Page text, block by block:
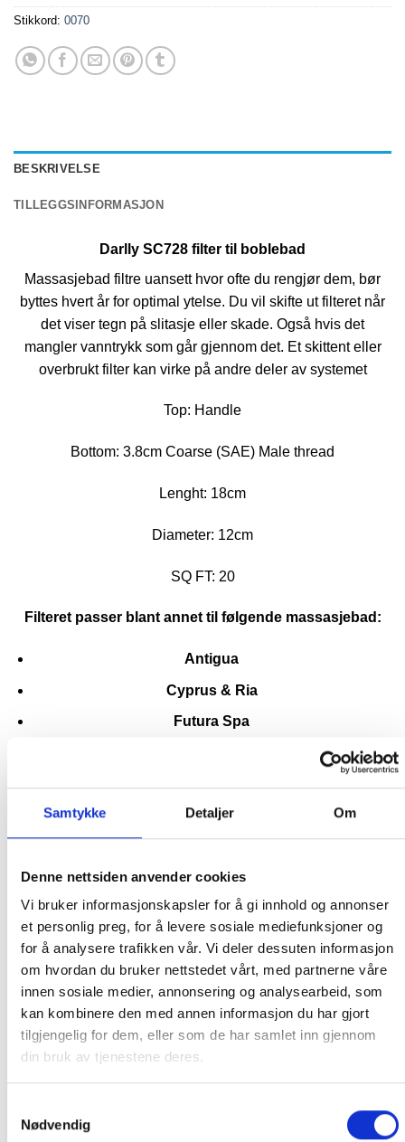
Samtykke Detaljer Om
Denne nettsiden anvender cookies
Vi bruker informasjonskapsler for å gi innhold og annonser
et personlig preg, for å levere sosiale mediefunksjoner og
for å analysere trafikken vår. Vi deler dessuten informasjon
om hvordan du bruker nettstedet vårt, med partnerne våre
innen sosiale medier, annonsering og analysearbeid, som
kan kombinere den med annen informasjon du har gjort
tilgjengelig for dem, eller som de har samlet inn gjennom
din bruk av tjenestene deres.
Nødvendig
Stikkord: 0070
BESKRIVELSE
TILLEGGSINFORMASJON
Darlly SC728 filter til boblebad
Massasjebad filtre uansett hvor ofte du rengjør dem, bør
byttes hvert år for optimal ytelse. Du vil skifte ut filteret når
det viser tegn på slitasje eller skade. Også hvis det
mangler vanntrykk som går gjennom det. Et skittent eller
overbrukt filter kan virke på andre deler av systemet
Top: Handle
Bottom: 3.8cm Coarse (SAE) Male thread
Lenght: 18cm
Diameter: 12cm
SQ FT: 20
Filteret passer blant annet til følgende massasjebad:
Antigua
Cyprus & Ria
Futura Spa
FILTER
875.00